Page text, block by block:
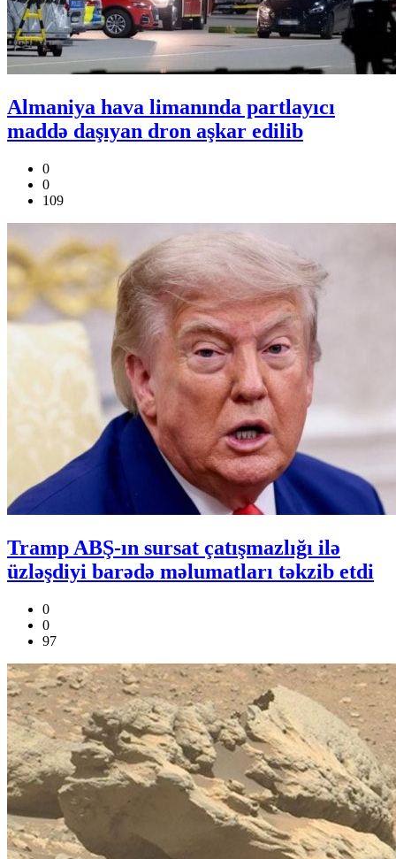
Almaniya hava limanında partlayıcı
maddə daşıyan dron aşkar edilib
0
0
109
Tramp ABŞ-ın sursat çatışmazlığı ilə
üzləşdiyi barədə məlumatları təkzib etdi
0
0
97